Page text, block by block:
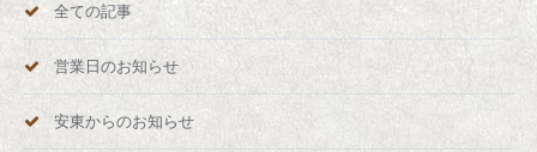
全ての記事
営業日のお知らせ
安東からのお知らせ